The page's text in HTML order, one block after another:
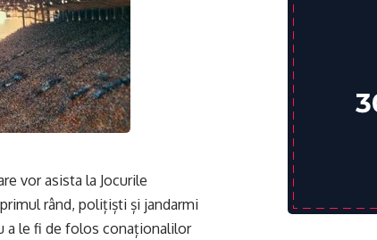
vor asista la Jocurile
rând, polițiști și jandarmi
a le fi de folos conaționalilor